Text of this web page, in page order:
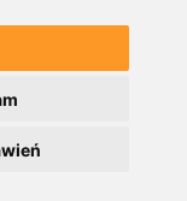
Wszelkie prawa